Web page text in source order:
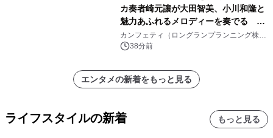
カ奏者崎元讓が大田智美、小川和隆と
魅力あふれるメロディーを奏でる
『ファンタスティック・トリオⅢ』チ
ケット8月24日(月)～発売開始！
カンフェティ（ロングランプランニング株式
会社）
38分前
エンタメの新着をもっと見る
ライフスタイルの新着 もっと見る